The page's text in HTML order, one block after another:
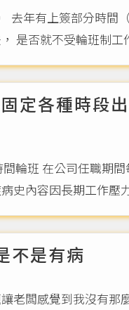
年有上簽部分時間
法， 是否就不受輪班制
定各種時段
輪班 在公司任職期
史內容因長期工作壓
不是有病
老闆感覺到我沒有